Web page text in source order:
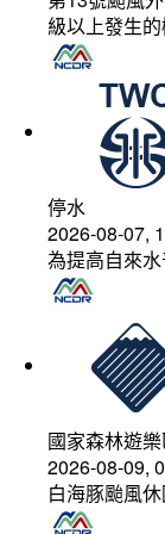
級以上發生
停水
2026-08-07,
為提高自來
國家森林遊
2026-08-09,
白海豚颱風